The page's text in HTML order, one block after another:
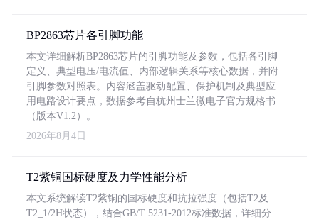
BP2863芯片各引脚功能
本文详细解析BP2863芯片的引脚功能及参数，包括各引脚
定义、典型电压/电流值、内部逻辑关系等核心数据，并附
引脚参数对照表。内容涵盖驱动配置、保护机制及典型应
用电路设计要点，数据参考自杭州士兰微电子官方规格书
（版本V1.2）。
2026年8月4日
T2紫铜国标硬度及力学性能分析
本文系统解读T2紫铜的国标硬度和抗拉强度（包括T2及
T2_1/2H状态），结合GB/T 5231-2012标准数据，详细分